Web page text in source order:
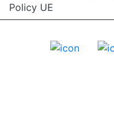
Policy UE